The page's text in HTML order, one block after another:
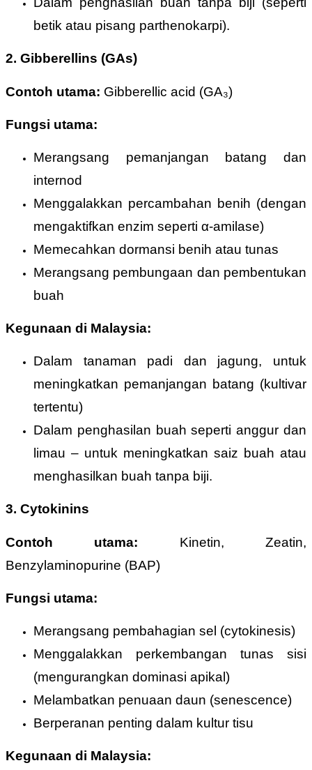
betik atau pisang parthenokarpi).
2. Gibberellins (GAs)
Contoh utama: Gibberellic acid (GA₃)
Fungsi utama:
Merangsang pemanjangan batang dan
internod
Menggalakkan percambahan benih (dengan
mengaktifkan enzim seperti α-amilase)
Memecahkan dormansi benih atau tunas
Merangsang pembungaan dan pembentukan
buah
Kegunaan di Malaysia:
Dalam tanaman padi dan jagung, untuk
meningkatkan pemanjangan batang (kultivar
tertentu)
Dalam penghasilan buah seperti anggur dan
limau – untuk meningkatkan saiz buah atau
menghasilkan buah tanpa biji.
3. Cytokinins
Contoh utama: Kinetin, Zeatin,
Benzylaminopurine (BAP)
Fungsi utama:
Merangsang pembahagian sel (cytokinesis)
Menggalakkan perkembangan tunas sisi
(mengurangkan dominasi apikal)
Melambatkan penuaan daun (senescence)
Berperanan penting dalam kultur tisu
Kegunaan di Malaysia: